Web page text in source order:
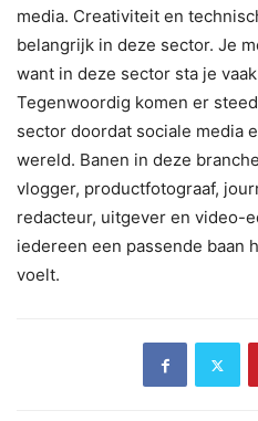
media. Creativiteit en
belangrijk in deze sector. Je
want in deze sector sta je
Tegenwoordig komen er
sector doordat sociale media
wereld. Banen in deze
vlogger, productfotograaf,
redacteur, uitgever en video-
iedereen een passende baan
voelt.